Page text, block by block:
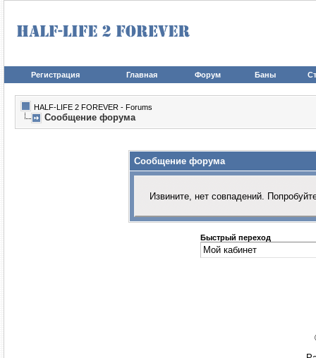
Регистрация Главная Форум Баны
HALF-LIFE 2 FOREVER - Forums
Сообщение форума
Сообщение форума
Извините, нет совпадений.
Быстрый переход